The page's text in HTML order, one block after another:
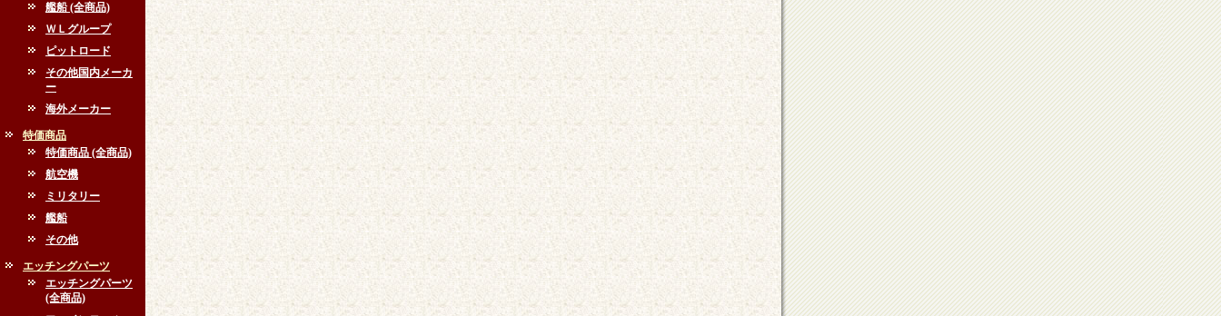
艦船 (全商品)
ＷＬグループ
ピットロード
その他国内メーカ
ー
海外メーカー
特価商品
特価商品 (全商品)
航空機
ミリタリー
艦船
その他
エッチングパーツ
エッチングパーツ
(全商品)